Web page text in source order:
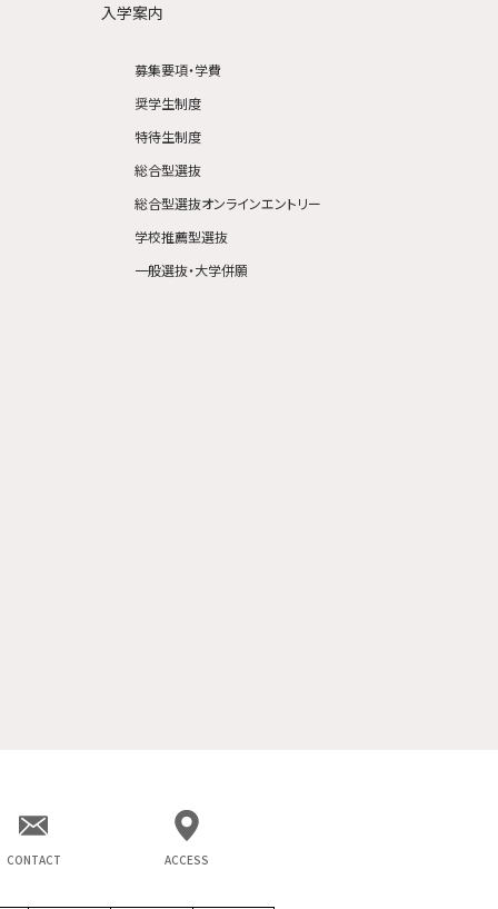
入学案内
募集要項・学費
奨学生制度
特待生制度
総合型選抜
総合型選抜オンラインエントリー
学校推薦型選抜
一般選抜・大学併願
CONTACT ACCESS